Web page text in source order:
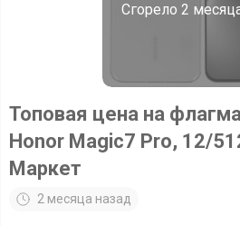
Сгорело 2
Топовая цена на
Honor Magic7 Pro, 12/
Маркет
2 месяца назад